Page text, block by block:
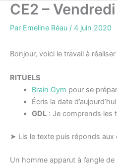
CE2 –
Par Emeline Réau / 4 juin 2020
Bonjour, voici le travail à réaliser
RITUELS
Brain Gym pour se
Écris la date
GDL: Je comprends les
➤ Lis le texte puis réponds aux
Un homme apparut à l’angle